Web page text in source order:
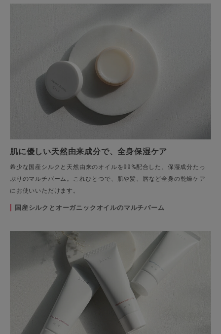
肌に優しい天然由来成分で、全身保湿ケア
希少な国産シルクと天然由来のオイルを99%配合した、保湿成分たっ
ぷりのマルチバーム。これひとつで、肌や髪、唇など全身の乾燥ケア
にお使いいただけます。
国産シルクとオーガニックオイルのマルチバーム